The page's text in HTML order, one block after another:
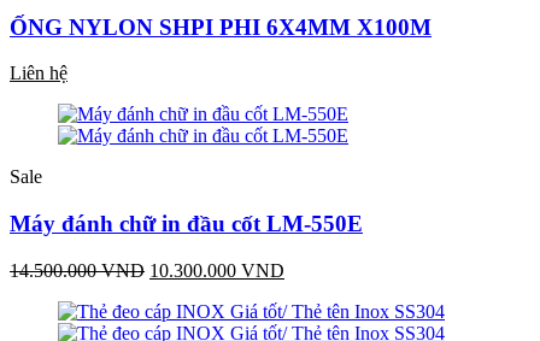
ỐNG NYLON SHPI PHI 6X4MM X100M
Liên hệ
Sale
Máy đánh chữ in đầu cốt LM-550E
14.500.000 VND 10.300.000 VND